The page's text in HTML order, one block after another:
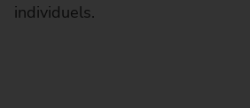
individuels.